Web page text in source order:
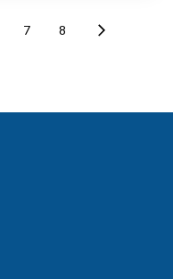
7 8